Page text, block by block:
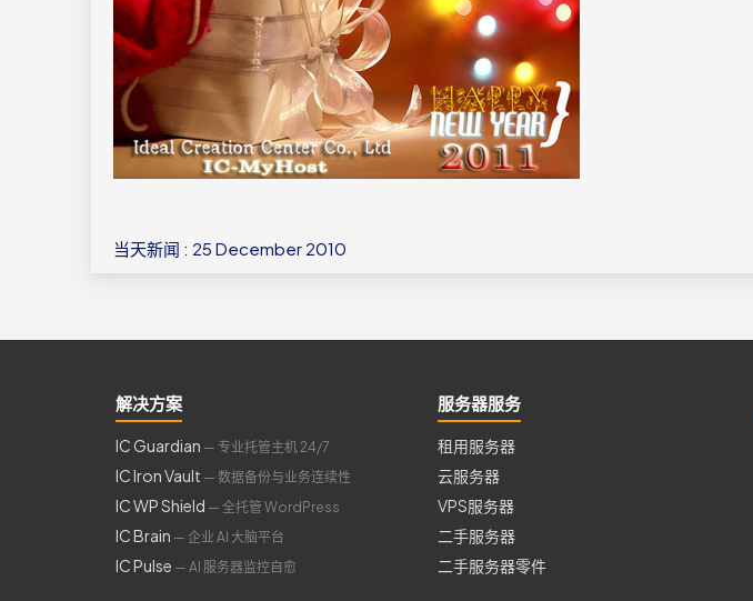
当天新闻 : 25 December 2010
解决方案
IC Guardian — 专业托管主机 24/7
IC Iron Vault — 数据备份与业务连续性
IC WP Shield — 全托管 WordPress
IC Brain — 企业 AI 大脑平台
IC Pulse — AI 服务器监控自愈
服务器服务
租用服务器
云服务器
VPS服务器
二手服务器
二手服务器零件